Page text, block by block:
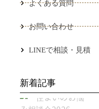
よくある質問
お問い合わせ
LINEで相談・見積
新着記事